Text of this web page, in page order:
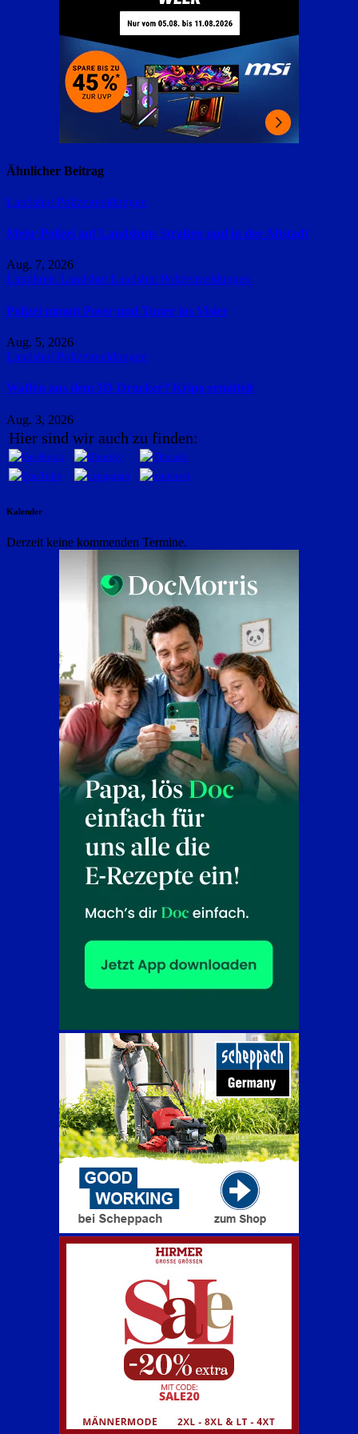
Ähnlicher Beitrag
Landshut Polizeimeldungen
Mehr Polizei auf Landshuts Straßen und in der Altstadt
Aug. 7, 2026
Landkreis Landshut Landshut Polizeimeldungen
Polizei nimmt Poser und Tuner ins Visier
Aug. 5, 2026
Landshut Polizeimeldungen
Waffen aus dem 3D-Drucker? Kripo ermittelt
Aug. 3, 2026
Hier sind wir auch zu finden:
Kalender
Derzeit keine kommenden Termine.